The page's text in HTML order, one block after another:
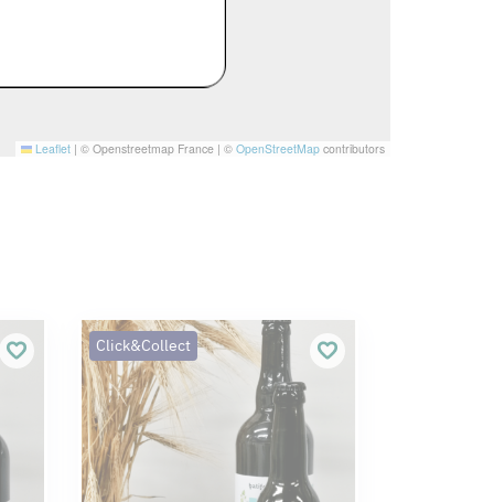
Leaflet | © Openstreetmap France | © OpenStreetMap contributors
Click&Collect